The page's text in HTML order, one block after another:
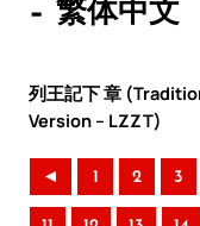
– 繁体中文
列王記下 章
Version – LZZT)
◄ 1 2 3